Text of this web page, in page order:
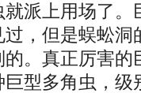
派上用场了。
，但是蜈蚣洞
。真正厉害的
型多角虫，级